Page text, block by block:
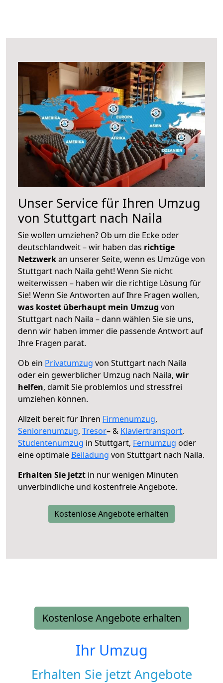
Unser Service für Ihren Umzug
von Stuttgart nach Naila
Sie wollen umziehen? Ob um die Ecke oder
deutschlandweit – wir haben das richtige
Netzwerkan unserer Seite, wenn es Umzüge von
Stuttgart nach Naila geht! Wenn Sie nicht
weiterwissen – haben wir die richtige Lösung für
Sie! Wenn Sie Antworten auf Ihre Fragen wollen,
was kostet überhaupt mein Umzug von
Stuttgart nach Naila – dann wählen Sie sie uns,
denn wir haben immer die passende Antwort auf
Ihre Fragen parat.
Ob ein Privatumzug von Stuttgart nach Naila
oder ein gewerblicher Umzug nach Naila, wir
helfen, damit Sie problemlos und stressfrei
umziehen können.
Allzeit bereit für Ihren Firmenumzug,
Seniorenumzug, Tresor– & Klaviertransport,
Studentenumzug in Stuttgart, Fernumzug oder
eine optimale Beiladung von Stuttgart nach Naila.
Erhalten Sie jetzt in nur wenigen Minuten
unverbindliche und kostenfreie Angebote.
Kostenlose Angebote erhalten
Kostenlose Angebote erhalten
Ihr Umzug
Erhalten Sie jetzt Angebote